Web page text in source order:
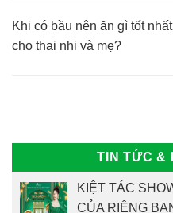
Khi có bầu nên ăn gì tốt nhất
cho thai nhi và mẹ?
TIN TỨC &
KIỆT TÁC
CỦA RIÊNG